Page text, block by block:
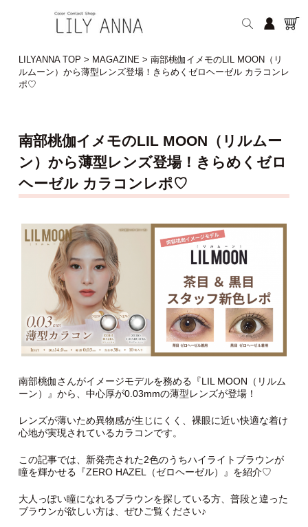
LILYANNA TOP > MAGAZINE> 南部桃伽イメモのLIL MOON（リ
ルムーン）から薄型レンズ登場！きらめくゼロヘーゼル カラコンレ
ポ♡
南部桃伽イメモのLIL MOON（リルムー
ン）から薄型レンズ登場！きらめくゼロ
ヘーゼル カラコンレポ♡
南部桃伽さんがイメージモデルを務める『LIL MOON（リルム
ーン）』から、中心厚が0.03mmの薄型レンズが登場！
レンズが薄いため異物感が生じにくく、裸眼に近い快適な着け
心地が実現されているカラコンです。
この記事では、新発売された2色のうちハイライトブラウンが
瞳を輝かせる『ZERO HAZEL（ゼロヘーゼル）』を紹介♡
大人っぽい瞳になれるブラウンを探している方、普段と違った
ブラウンが欲しい方は、ぜひご覧ください♪